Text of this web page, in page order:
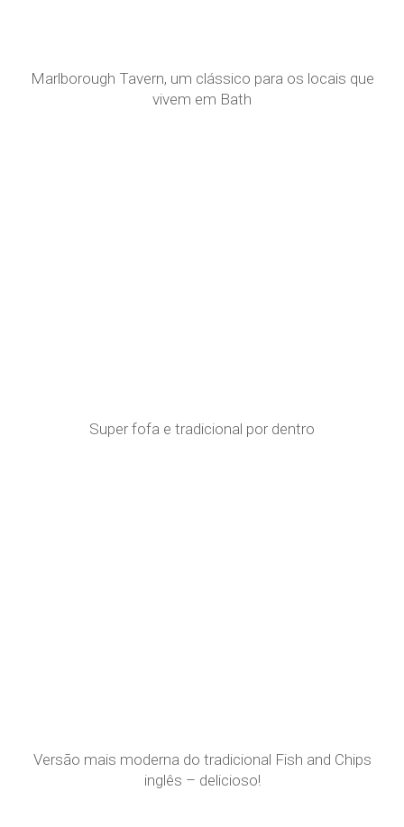
Marlborough Tavern, um clássico para os locais que
vivem em Bath
Super fofa e tradicional por dentro
Versão mais moderna do tradicional Fish and Chips
inglês – delicioso!